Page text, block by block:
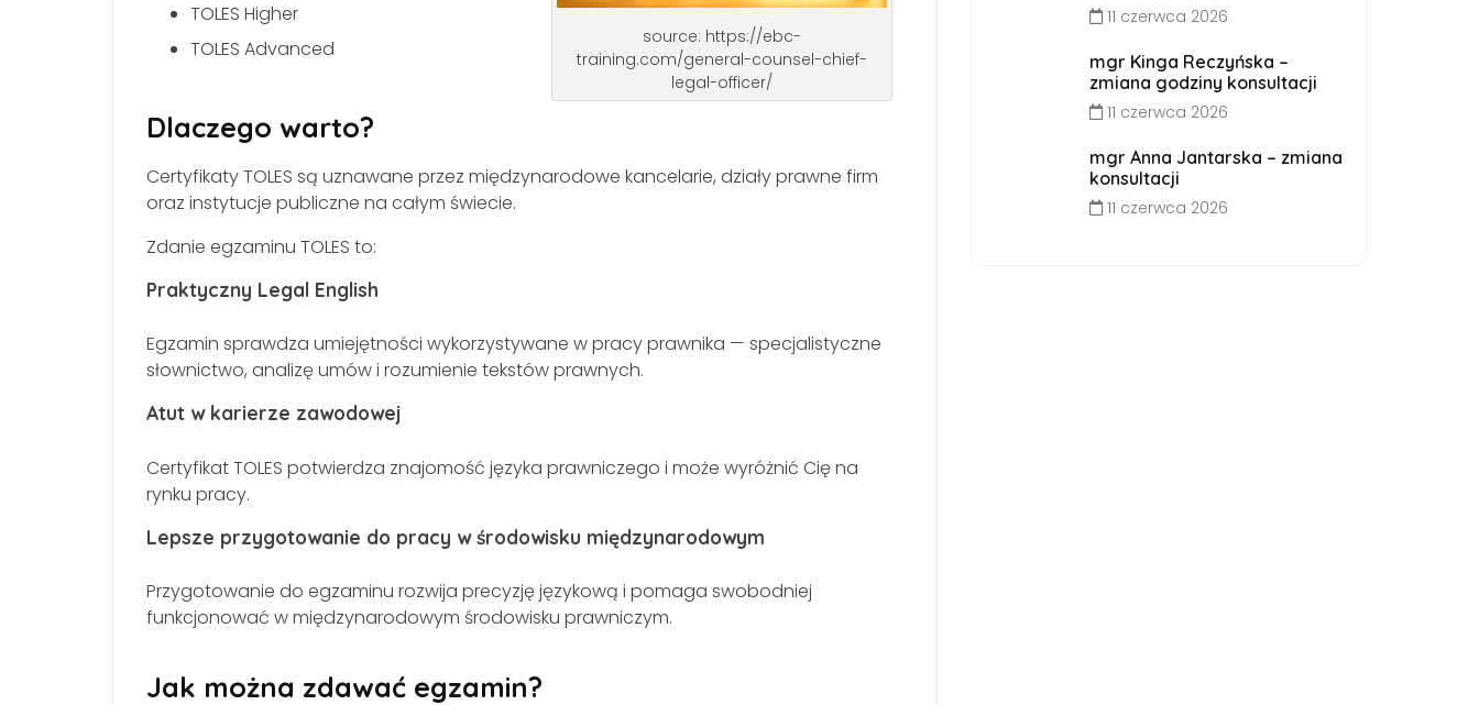
source: https://ebc-
training.com/general-counsel-chief-
legal-officer/
TOLES Higher
TOLES Advanced
Dlaczego warto?
Certyfikaty TOLES są uznawane przez międzynarodowe kancelarie, działy prawne firm
oraz instytucje publiczne na całym świecie.
Zdanie egzaminu TOLES to:
Praktyczny Legal English
Egzamin sprawdza umiejętności wykorzystywane w pracy prawnika — specjalistyczne
słownictwo, analizę umów i rozumienie tekstów prawnych.
Atut w karierze zawodowej
Certyfikat TOLES potwierdza znajomość języka prawniczego i może wyróżnić Cię na
rynku pracy.
Lepsze przygotowanie do pracy w środowisku międzynarodowym
Przygotowanie do egzaminu rozwija precyzję językową i pomaga swobodniej
funkcjonować w międzynarodowym środowisku prawniczym.
Jak można zdawać egzamin?
11 czerwca 2026
mgr Kinga Reczyńska –
zmiana godziny konsultacji
11 czerwca 2026
mgr Anna Jantarska – zmiana
konsultacji
11 czerwca 2026